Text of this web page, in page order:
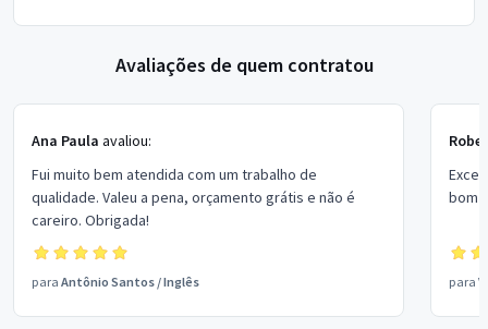
Avaliações de quem contratou
Ana Paula avaliou:
Fui muito bem atendida com um trabalho de
qualidade. Valeu a pena, orçamento grátis e não é
careiro. Obrigada!
para Antônio Santos /Inglês
bom
para